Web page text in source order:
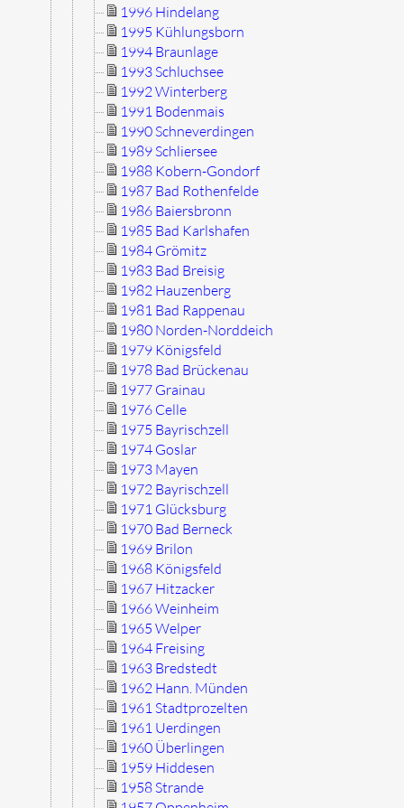
1996 Hindelang
1995 Kühlungsborn
1994 Braunlage
1993 Schluchsee
1992 Winterberg
1991 Bodenmais
1990 Schneverdingen
1989 Schliersee
1988 Kobern-Gondorf
1987 Bad Rothenfelde
1986 Baiersbronn
1985 Bad Karlshafen
1984 Grömitz
1983 Bad Breisig
1982 Hauzenberg
1981 Bad Rappenau
1980 Norden-Norddeich
1979 Königsfeld
1978 Bad Brückenau
1977 Grainau
1976 Celle
1975 Bayrischzell
1974 Goslar
1973 Mayen
1972 Bayrischzell
1971 Glücksburg
1970 Bad Berneck
1969 Brilon
1968 Königsfeld
1967 Hitzacker
1966 Weinheim
1965 Welper
1964 Freising
1963 Bredstedt
1962 Hann. Münden
1961 Stadtprozelten
1961 Uerdingen
1960 Überlingen
1959 Hiddesen
1958 Strande